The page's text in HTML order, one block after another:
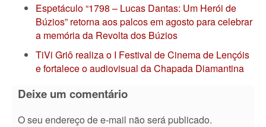
Espetáculo “1798 – Lucas Dantas: Um Herói de
Búzios” retorna aos palcos em agosto para celebrar
a memória da Revolta dos Búzios
TiVi Griô realiza o I Festival de Cinema de Lençóis
e fortalece o audiovisual da Chapada Diamantina
Deixe um comentário
O seu endereço de e-mail não será publicado.